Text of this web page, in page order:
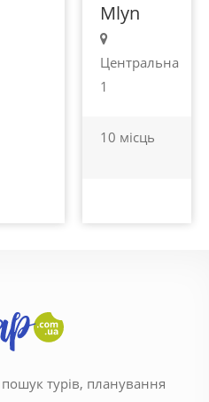
Mlyn
Центральна
1
10 місць
турів, планування